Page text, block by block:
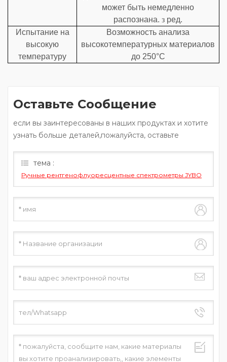
может быть немедленно
распознана. з ред.
Испытание на
высокую
температуру
Возможность анализа
высокотемпературных материалов
до 250°C
Оставьте Сообщение
если вы заинтересованы в наших продуктах и хотите
узнать больше деталей,пожалуйста, оставьте
тема :
Ручные рентгенофлуоресцентные спектрометры JYBO